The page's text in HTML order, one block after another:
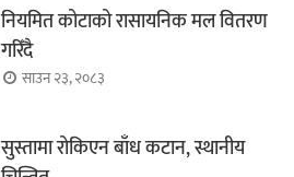
नियमित कोटाको रासायनिक मल वितरण
गरिँदै
साउन २३, २०८३
सुस्तामा रोकिएन बाँध कटान, स्थानीय